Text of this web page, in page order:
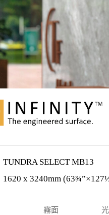
SELECT MB13
1620 x 3240mm
霧面